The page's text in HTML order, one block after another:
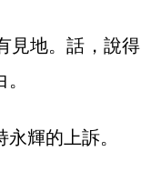
見地。話，說得
輝的上訴。